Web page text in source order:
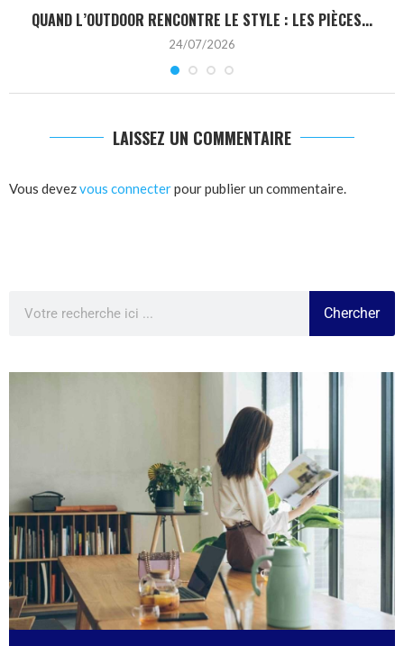
QUAND L’OUTDOOR RENCONTRE LE STYLE : LES PIÈCES...
24/07/2026
LAISSEZ UN COMMENTAIRE
Vous devezvous connecterpour publier un commentaire.
Chercher